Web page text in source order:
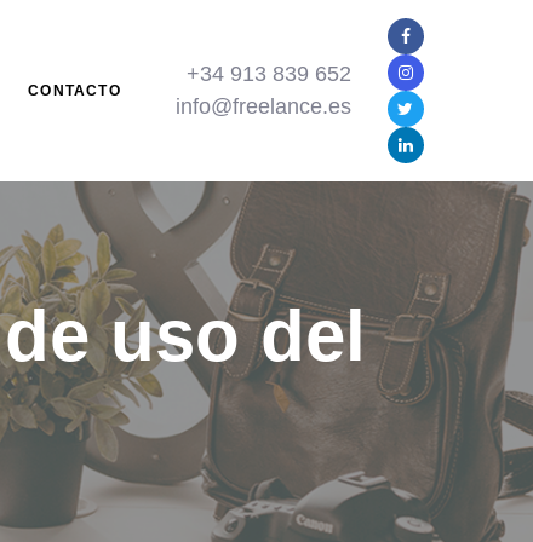
CONTACTO
+34 913 839 652
info@freelance.es
uso del